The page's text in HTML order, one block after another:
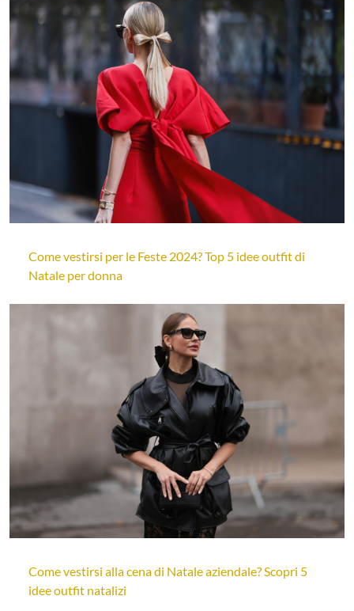
Come vestirsi per le Feste 2024? Top 5 idee outfit di
Natale per donna
Come vestirsi alla cena di Natale aziendale? Scopri 5
idee outfit natalizi